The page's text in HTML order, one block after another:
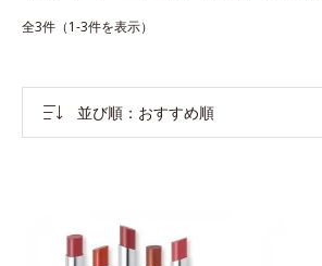
全3件（1-3件を表示）
並び順 おすすめ順